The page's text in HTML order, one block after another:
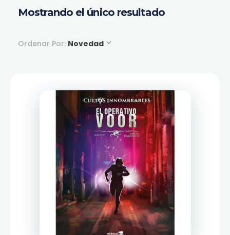
Mostrando el único resultado
Ordenar Por: Novedad